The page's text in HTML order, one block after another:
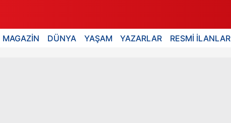
MAGAZİN DÜNYA YAŞAM YAZARLAR RESMİ İLANLAR